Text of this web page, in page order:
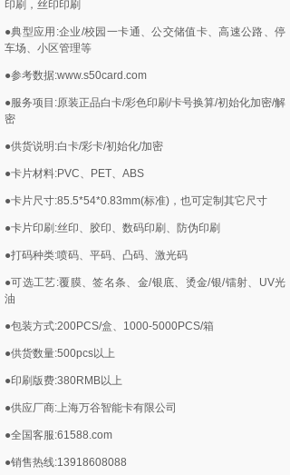
印刷，丝印印刷
●典型应用:企业/校园一卡通、公交储值卡、高速公路、停
车场、小区管理等
●参考数据:www.s50card.com
●服务项目:原装正品白卡/彩色印刷/卡号换算/初始化加密/解
密
●供货说明:白卡/彩卡/初始化/加密
●卡片材料:PVC、PET、ABS
●卡片尺寸:85.5*54*0.83mm(标准)，也可定制其它尺寸
●卡片印刷:丝印、胶印、数码印刷、防伪印刷
●打码种类:喷码、平码、凸码、激光码
●可选工艺:覆膜、签名条、金/银底、烫金/银/镭射、UV光
油
●包装方式:200PCS/盒、1000-5000PCS/箱
●供货数量:500pcs以上
●印刷版费:380RMB以上
●供应厂商:上海万谷智能卡有限公司
●全国客服:61588.com
●销售热线:13918608088